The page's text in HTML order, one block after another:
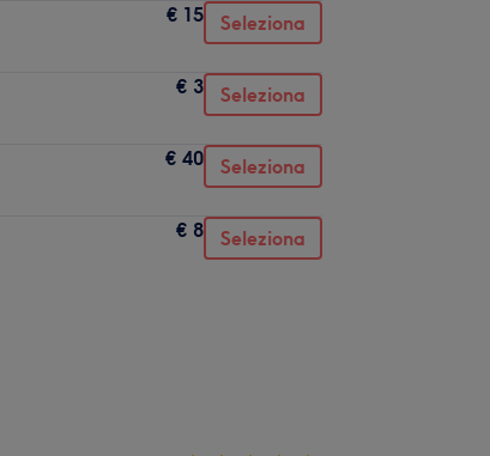
€ 15 Seleziona
€ 3 Seleziona
€ 40 Seleziona
€ 8 Seleziona